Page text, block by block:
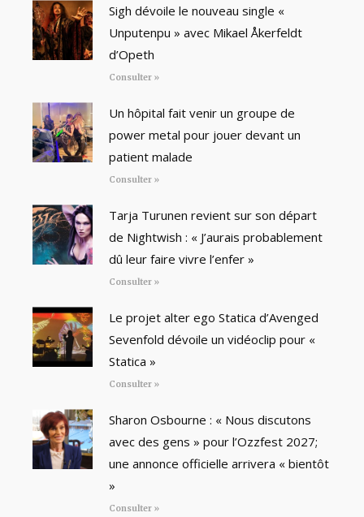
Sigh dévoile le nouveau single «
Unputenpu » avec Mikael Åkerfeldt
d’Opeth
Consulter »
Un hôpital fait venir un groupe de
power metal pour jouer devant un
patient malade
Consulter »
Tarja Turunen revient sur son départ
de Nightwish : « J’aurais probablement
dû leur faire vivre l’enfer »
Consulter »
Le projet alter ego Statica d’Avenged
Sevenfold dévoile un vidéoclip pour «
Statica »
Consulter »
Sharon Osbourne : « Nous discutons
avec des gens » pour l’Ozzfest 2027;
une annonce officielle arrivera « bientôt
»
Consulter »